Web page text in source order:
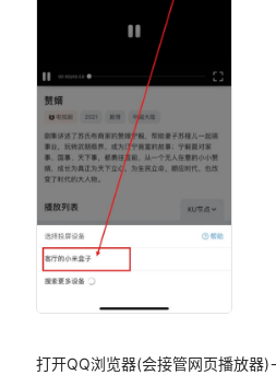
打开QQ浏览器(会接管网页播放器